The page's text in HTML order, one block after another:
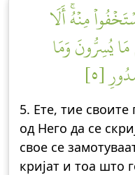
مِنۡهُۚ أَلَا
يُسِرُّونَ وَمَا
[٥]
5. Ете, тие своите
од Него да се
свое се
кријат и тоа што